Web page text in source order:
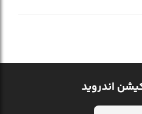
اندروید